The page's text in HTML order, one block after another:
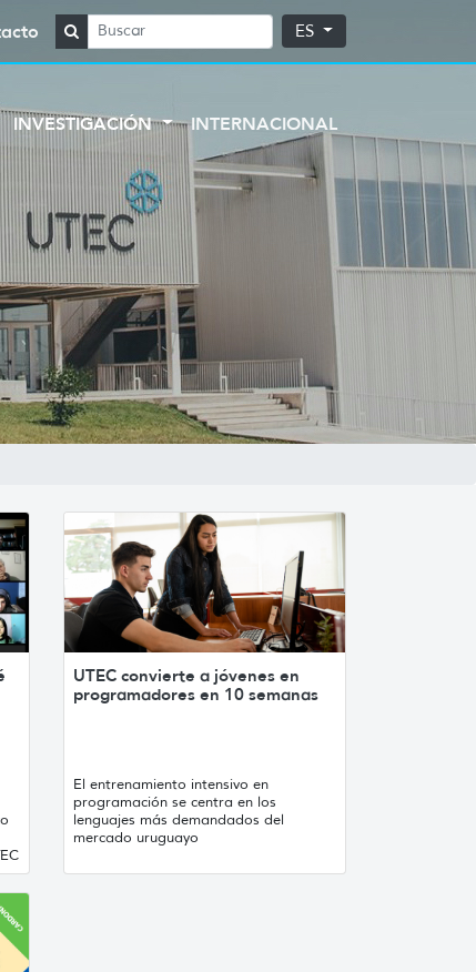
ES
INVESTIGACIÓN INTERNACIONAL
UTEC convierte a jóvenes en
programadores en 10 semanas
El entrenamiento intensivo en
programación se centra en los
lenguajes más demandados del
mercado uruguayo